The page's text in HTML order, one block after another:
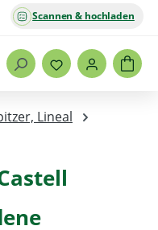
Scannen & hochladen
Lineal